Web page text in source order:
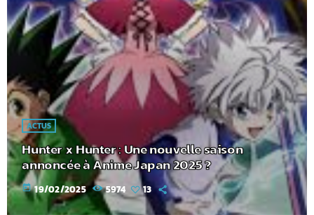
ACTUS
Hunter x Hunter : Une nouvelle saison
annoncée à Anime Japan 2025 ?
today 19/02/2025 5974 13